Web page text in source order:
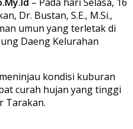
Dr. Bustan, S.E., M.Si.,
umun yang terletak di
Daeng Kelurahan
kondisi kuburan
curah hujan yang tinggi
Tarakan.